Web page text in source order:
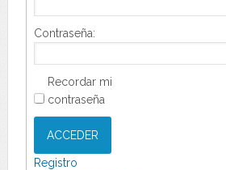
Contraseña:
Recordar mi
contraseña
ACCEDER
Registro